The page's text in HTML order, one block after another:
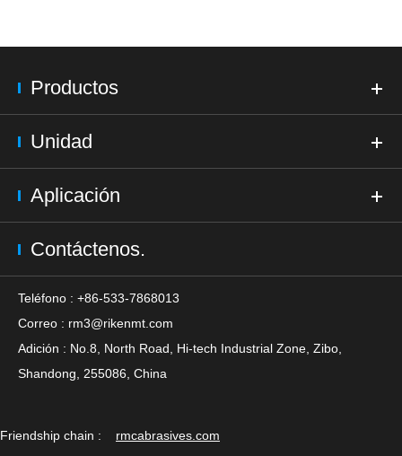
Productos
Unidad
Aplicación
Contáctenos.
Teléfono : +86-533-7868013
Correo : rm3@rikenmt.com
Adición : No.8, North Road, Hi-tech Industrial Zone, Zibo,
Shandong, 255086, China
Friendship chain : rmcabrasives.com